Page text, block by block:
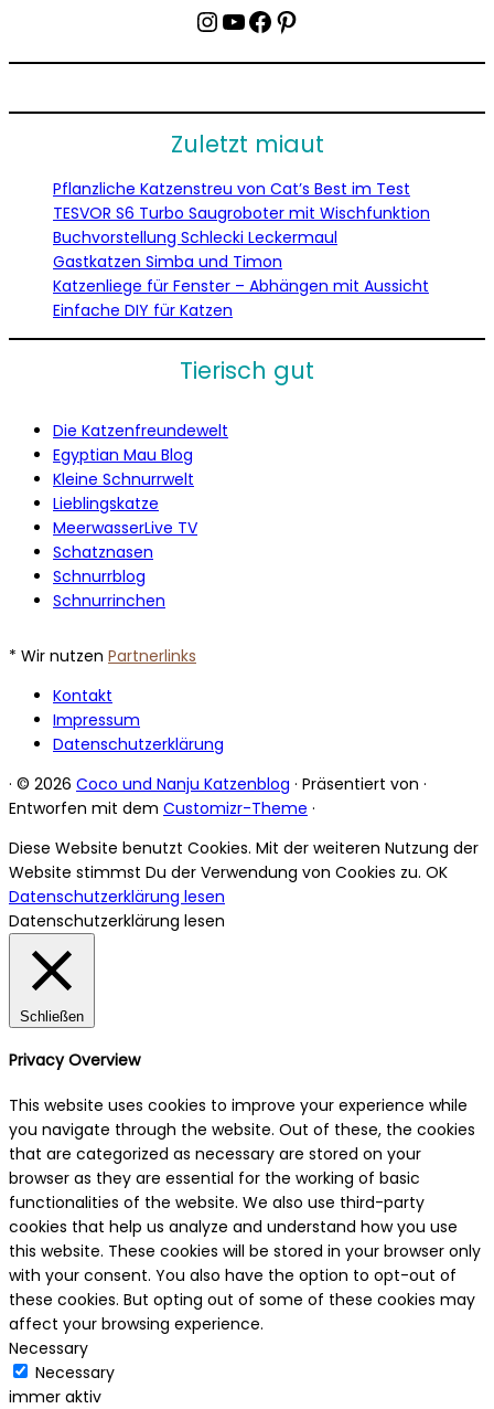
Instagram
YouTube
Facebook
Pinterest
Zuletzt miaut
Pflanzliche Katzenstreu von Cat’s Best im Test
TESVOR S6 Turbo Saugroboter mit Wischfunktion
Buchvorstellung Schlecki Leckermaul
Gastkatzen Simba und Timon
Katzenliege für Fenster – Abhängen mit Aussicht
Einfache DIY für Katzen
Tierisch gut
Die Katzenfreundewelt
Egyptian Mau Blog
Kleine Schnurrwelt
Lieblingskatze
MeerwasserLive TV
Schatznasen
Schnurrblog
Schnurrinchen
* Wir nutzen Partnerlinks
Kontakt
Impressum
Datenschutzerklärung
· © 2026 Coco und Nanju Katzenblog · Präsentiert von ·
Entworfen mit dem Customizr-Theme ·
Diese Website benutzt Cookies. Mit der weiteren Nutzung der
Website stimmst Du der Verwendung von Cookies zu. OK
Datenschutzerklärung lesen
Datenschutzerklärung lesen
Schließen
Privacy Overview
This website uses cookies to improve your experience while
you navigate through the website. Out of these, the cookies
that are categorized as necessary are stored on your
browser as they are essential for the working of basic
functionalities of the website. We also use third-party
cookies that help us analyze and understand how you use
this website. These cookies will be stored in your browser only
with your consent. You also have the option to opt-out of
these cookies. But opting out of some of these cookies may
affect your browsing experience.
Necessary
Necessary
immer aktiv